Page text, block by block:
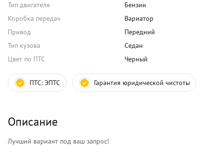
Тип двигателя
Бензин
Коробка передач
Вариатор
Привод
Передний
Тип кузова
Седан
Цвет по ПТС
Черный
ПТС: ЭПТС Гарантия юридической чистоты
Описание
Лучший вариант под ваш запрос!